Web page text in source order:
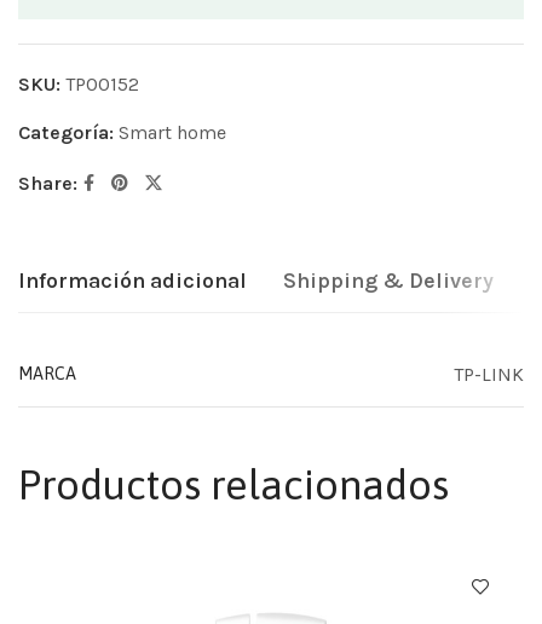
SKU: TP00152
Categoría: Smart home
Share:
Información adicional Shipping & Delivery
MARCA TP-LINK
Productos relacionados